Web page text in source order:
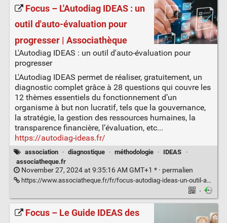
Focus – L'Autodiag IDEAS : un
outil d'auto-évaluation pour
progresser | Associathèque
L'Autodiag IDEAS : un outil d'auto-évaluation pour
progresser
L'Autodiag IDEAS permet de réaliser, gratuitement, un
diagnostic complet grâce à 28 questions qui couvre les
12 thèmes essentiels du fonctionnement d’un
organisme à but non lucratif, tels que la gouvernance,
la stratégie, la gestion des ressources humaines, la
transparence financière, l’évaluation, etc...
https://autodiag-ideas.fr/
association · diagnostique · méthodologie · IDEAS
·
associatheque.fr
November 27, 2024 at 9:35:16 AM GMT+1 * · permalien
https://www.associatheque.fr/fr/focus-autodiag-ideas-un-outil-auto-evaluation-pour-progresser.html
·
Focus – Le Guide IDEAS des